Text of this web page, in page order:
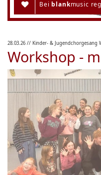
Bei blankmusic
28.03.26 // Kinder- & Jugendchorgesang
Workshop -